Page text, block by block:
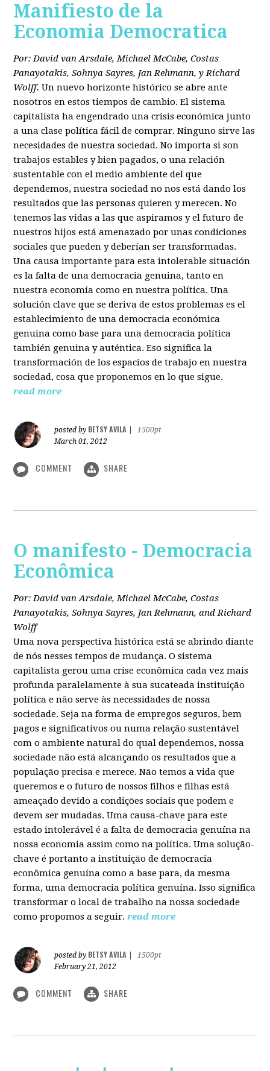
Manifiesto de la
Economia Democratica
Por: David van Arsdale, Michael McCabe, Costas
Panayotakis, Sohnya Sayres, Jan Rehmann, y Richard
Wolff. Un nuevo horizonte histórico se abre ante
nosotros en estos tiempos de cambio. El sistema
capitalista ha engendrado una crisis económica junto
a una clase política fácil de comprar. Ninguno sirve las
necesidades de nuestra sociedad. No importa si son
trabajos estables y bien pagados, o una relación
sustentable con el medio ambiente del que
dependemos, nuestra sociedad no nos está dando los
resultados que las personas quieren y merecen. No
tenemos las vidas a las que aspiramos y el futuro de
nuestros hijos está amenazado por unas condiciones
sociales que pueden y deberían ser transformadas.
Una causa importante para esta intolerable situación
es la falta de una democracia genuina, tanto en
nuestra economía como en nuestra política. Una
solución clave que se deriva de estos problemas es el
establecimiento de una democracia económica
genuina como base para una democracia política
también genuina y auténtica. Eso significa la
transformación de los espacios de trabajo en nuestra
sociedad, cosa que proponemos en lo que sigue.
read more
posted by BETSY AVILA
1500pt
March 01, 2012
COMMENT SHARE
O manifesto - Democracia
Econômica
Por: David van Arsdale, Michael McCabe, Costas
Panayotakis, Sohnya Sayres, Jan Rehmann, and Richard
Wolff
Uma nova perspectiva histórica está se abrindo diante
de nós nesses tempos de mudança. O sistema
capitalista gerou uma crise econômica cada vez mais
profunda paralelamente à sua sucateada instituição
política e não serve às necessidades de nossa
sociedade. Seja na forma de empregos seguros, bem
pagos e significativos ou numa relação sustentável
com o ambiente natural do qual dependemos, nossa
sociedade não está alcançando os resultados que a
população precisa e merece. Não temos a vida que
queremos e o futuro de nossos filhos e filhas está
ameaçado devido a condições sociais que podem e
devem ser mudadas. Uma causa-chave para este
estado intolerável é a falta de democracia genuína na
nossa economia assim como na política. Uma solução-
chave é portanto a instituição de democracia
econômica genuína como a base para, da mesma
forma, uma democracia política genuína. Isso significa
transformar o local de trabalho na nossa sociedade
como propomos a seguir. read more
posted by BETSY AVILA
1500pt
February 21, 2012
COMMENT SHARE